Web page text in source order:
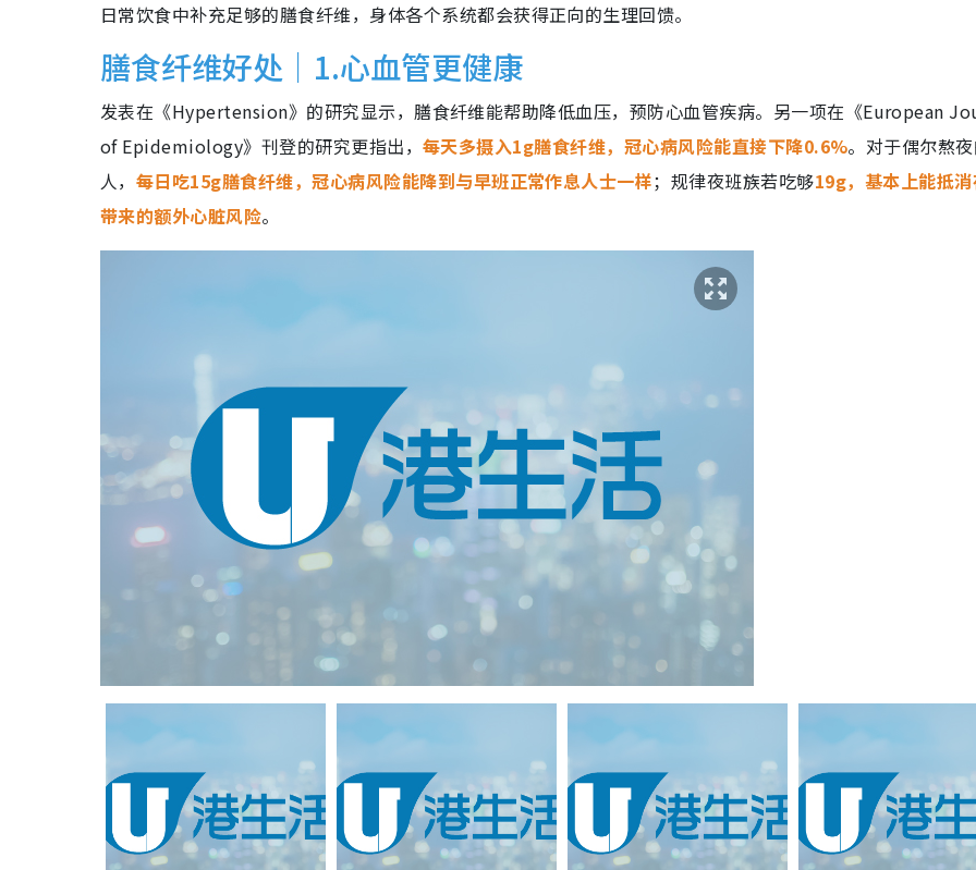
日常饮食中补充足够的膳食纤维，身体各个系统都会获得正向的生理回馈。
膳食纤维好处｜1.心血管更健康
发表在《Hypertension》的研究显示，膳食纤维能帮助降低血压，预防心血管疾病。另一项在《European
of Epidemiology》刊登的研究更指出， 每天多摄入1g膳食纤维，冠心病风险能直接下降0.6%。对于偶尔熬
人， 每日吃15g膳食纤维，冠心病风险能降到与早班正常作息人士一样；规律夜班族若吃够19g，基本上能抵
带来的额外心脏风险。